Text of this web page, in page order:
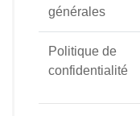
générales
Politique de
confidentialité